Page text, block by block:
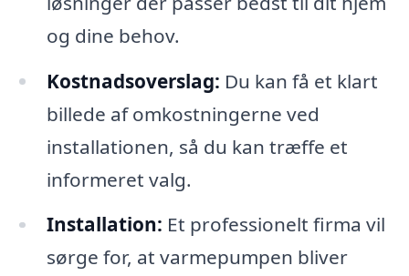
og dine behov.
Kostnadsoverslag: Du kan få et klart
billede af omkostningerne ved
installationen, så du kan træffe et
informeret valg.
Installation: Et professionelt firma vil
sørge for, at varmepumpen bliver